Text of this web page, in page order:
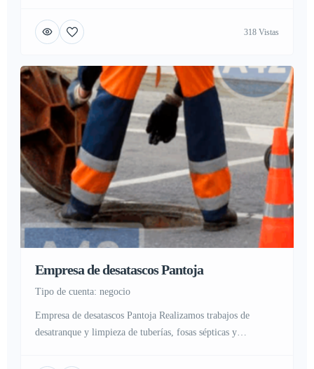
actualidad gran cantidad de personas sufren atascos o
atrancos en sus hogares, industria o negocio, Nadie esta ajeno
alcantarillas, tuberías […]
318 Vistas
Empresa de desatascos Pantoja
tipo de cuenta: negocio
Empresa de desatascos Pantoja Realizamos trabajos de
desatranque y limpieza de tuberías, fosas sépticas y
actualidad gran cantidad de personas sufren atascos o